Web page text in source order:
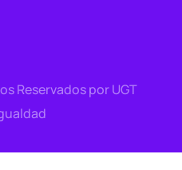
Reservados por UGT